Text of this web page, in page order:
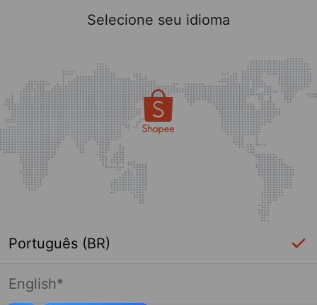
Selecione seu idioma
Português (BR)
English*